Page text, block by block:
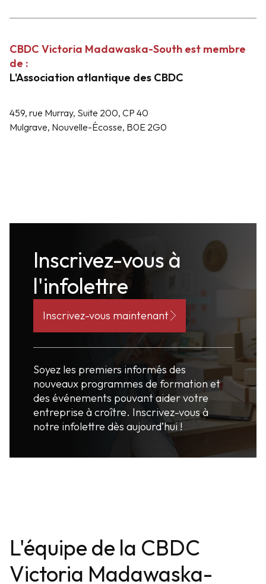
CBDC Victoria Madawaska-South est membre
de :
L'Association atlantique des CBDC
459, rue Murray, Suite 200, CP 40
Mulgrave, Nouvelle-Écosse, B0E 2G0
Inscrivez-vous à
l'infolettre
Inscrivez-vous maintenant
Soyez les premiers informés des
nouveaux programmes de formation et
des événements pouvant aider votre
entreprise à croître. Inscrivez-vous à
notre infolettre dès aujourd’hui !
L'équipe de la CBDC
Victoria Madawaska-